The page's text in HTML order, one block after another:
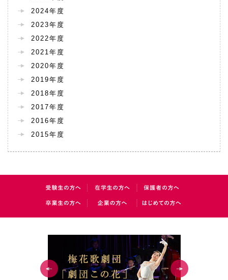
2024年度
2023年度
2022年度
2021年度
2020年度
2019年度
2018年度
2017年度
2016年度
2015年度